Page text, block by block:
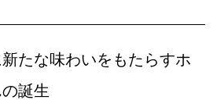
たな味わいをもたらすホ
誕生